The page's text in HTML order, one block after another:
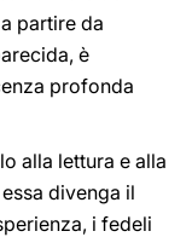
partire da
è
profonda
alla lettura e alla
divenga il
i fedeli